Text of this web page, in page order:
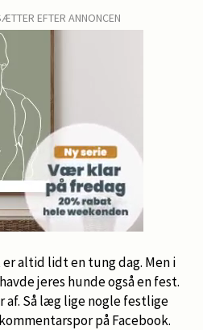
EFTER ANNONCEN
er altid lidt en tung dag. Men i
jeres hunde også en fest.
af. Så læg lige nogle festlige
på Facebook.